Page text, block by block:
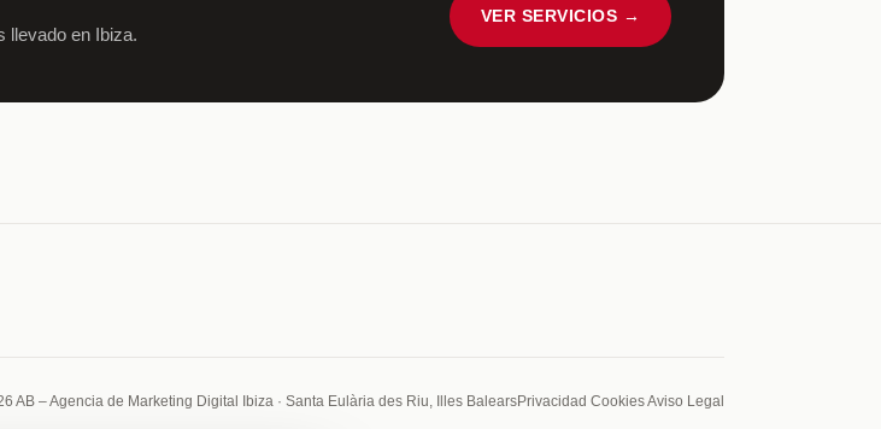
llevado en Ibiza.
VER SERVICIOS →
AB – Agencia de Marketing Digital Ibiza · Santa Eulària des Riu, Illes BalearsPrivacidad CookiesAviso Legal